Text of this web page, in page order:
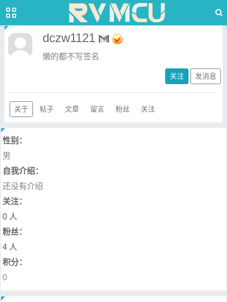
dczw1121
懒的都不写签名
关注 发消息
关于 帖子 文章 留言 粉丝 关注
性别：
男
自我介绍：
还没有介绍
关注：
0 人
粉丝：
4 人
积分：
0